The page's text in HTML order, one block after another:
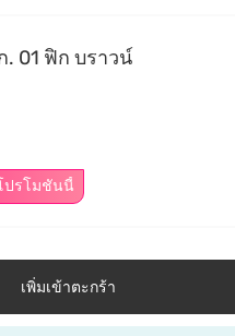
. 01 ฟิก บราวน์
ปรโมชันนี้
เพิ่มเข้าตะกร้า